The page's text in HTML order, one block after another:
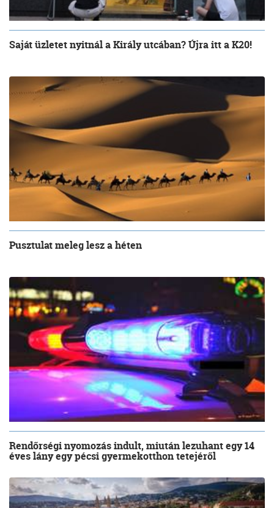
Saját üzletet nyitnál a Király utcában? Újra itt a K20!
Pusztulat meleg lesz a héten
Rendőrségi nyomozás indult, miután lezuhant egy 14
éves lány egy pécsi gyermekotthon tetejéről